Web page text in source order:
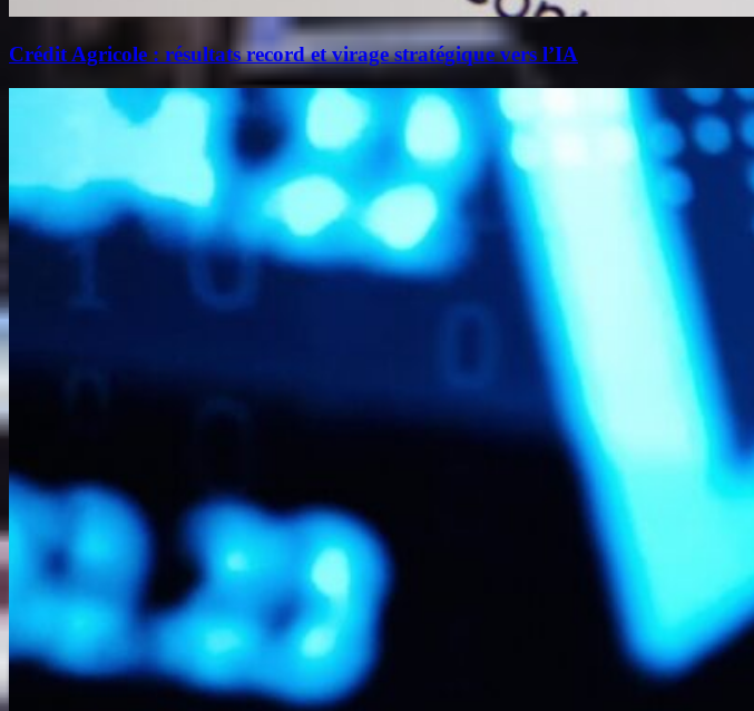
Crédit Agricole : résultats record et virage stratégique vers l’IA